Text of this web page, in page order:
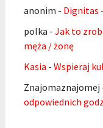
anonim - Dignitas
polka - Jak to
męża / żonę
Kasia - Wspieraj
Znajomaznajomej
odpowiednich